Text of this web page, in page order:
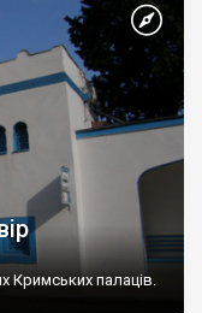
Кримських палаців.